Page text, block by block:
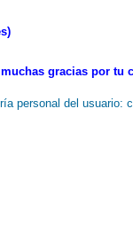
gracias por tu